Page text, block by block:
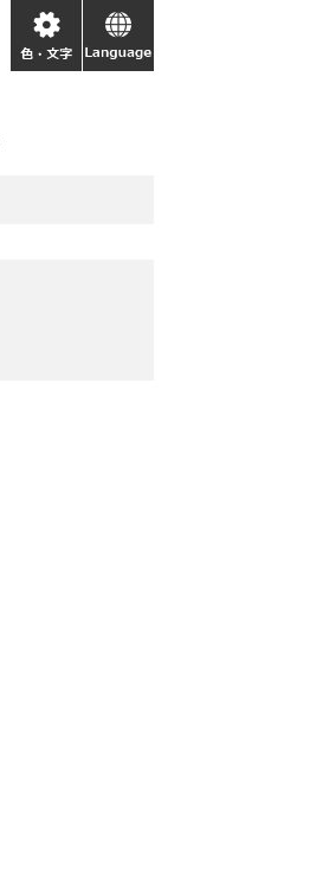
色・
文
language